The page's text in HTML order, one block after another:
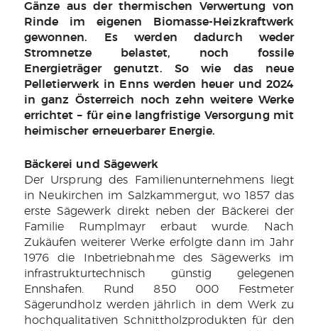
Gänze aus der thermischen Verwertung von
Rinde im eigenen Biomasse-Heizkraftwerk
gewonnen. Es werden dadurch weder
Stromnetze belastet, noch fossile
Energieträger genutzt. So wie das neue
Pelletierwerk in Enns werden heuer und 2024
in ganz Österreich noch zehn weitere Werke
errichtet – für eine langfristige Versorgung mit
heimischer erneuerbarer Energie.
Bäckerei und Sägewerk
Der Ursprung des Familienunternehmens liegt
in Neukirchen im Salzkammergut, wo 1857 das
erste Sägewerk direkt neben der Bäckerei der
Familie Rumplmayr erbaut wurde. Nach
Zukäufen weiterer Werke erfolgte dann im Jahr
1976 die Inbetriebnahme des Sägewerks im
infrastrukturtechnisch günstig gelegenen
Ennshafen. Rund 850 000 Festmeter
Sägerundholz werden jährlich in dem Werk zu
hochqualitativen Schnittholzprodukten für den